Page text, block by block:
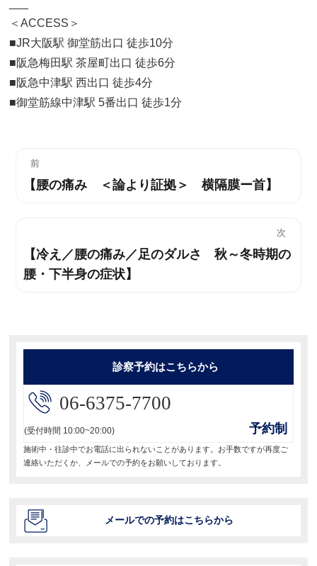
＜ACCESS＞
■JR大阪駅 御堂筋出口 徒歩10分
■阪急梅田駅 茶屋町出口 徒歩6分
■阪急中津駅 西出口 徒歩4分
■御堂筋線中津駅 5番出口 徒歩1分
前
過
投
【腰の痛み ＜論より証拠＞ 横隔膜ー首】
次
次
の
【冷え／腰の痛み／足のダルさ 秋～冬時期の
腰・下半身の症状】
診察予約はこちらから
06-6375-7700
(受付時間 10:00~20:00) 予約制
施術中・往診中でお電話に出られないことがあります。お手数ですが再度ご
連絡いただくか、メールでの予約をお願いしております。
メールでの予約はこちらから